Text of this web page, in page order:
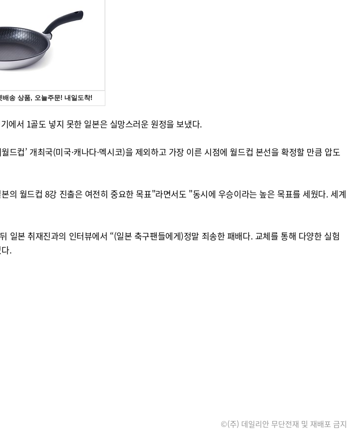
에서 1골도 넣지 못한 일본은 실망스러운 원정을 보냈다.
컵’ 개최국(미국·캐나다·멕시코)을 제외하고 가장 이른 시점에 월드컵 본선을 확정할 만큼 압도
의 월드컵 8강 진출은 여전히 중요한 목표"라면서도 "동시에 우승이라는 높은 목표를 세웠다. 세계
본 취재진과의 인터뷰에서 “(일본 축구팬들에게)정말 죄송한 패배다. 교체를 통해 다양한 실험
.
©(주) 데일리안 무단전재 및 재배포 금지